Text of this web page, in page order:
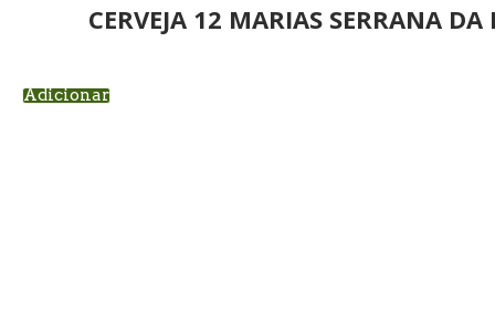
CERVEJA 12 MARIAS SERRANA
Adicionar